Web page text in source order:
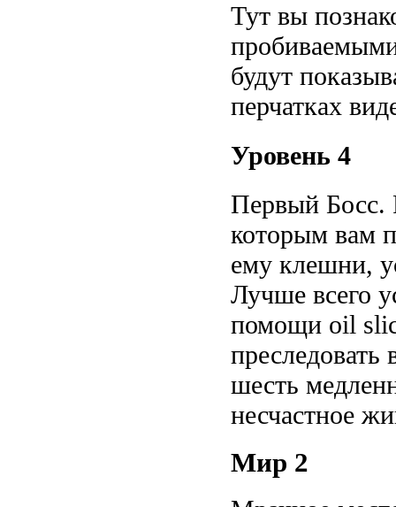
Тут вы
будут
перчатках
Уровень 4
Первый Босс.
которым вам
ему клешни,
Лучше всего
помощи oil
преследовать
шесть
несчастное
Мир 2